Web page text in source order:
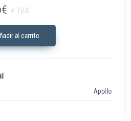
€ + IVA
aislador formato DIN XP95 cantidad
al carrito
Apollo